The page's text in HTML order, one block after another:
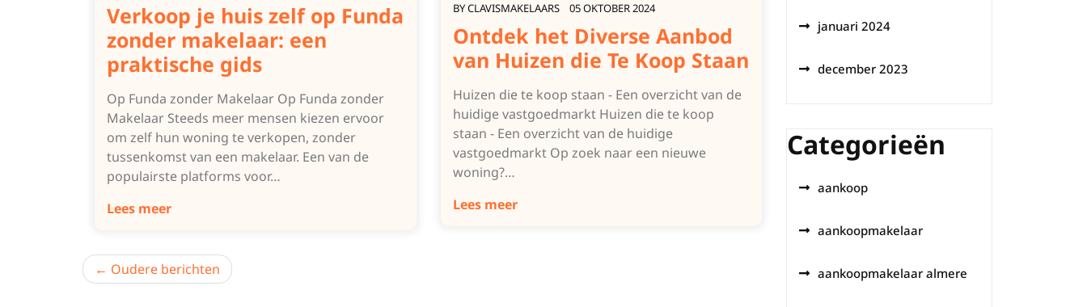
Verkoop je huis zelf op Funda
zonder makelaar: een
praktische gids
Op Funda zonder Makelaar Op Funda zonder
Makelaar Steeds meer mensen kiezen ervoor
om zelf hun woning te verkopen, zonder
tussenkomst van een makelaar. Een van de
populairste platforms voor…
Lees meer
BYCLAVISMAKELAARS 05 OKTOBER 2024
Ontdek het Diverse Aanbod
van Huizen die Te Koop Staan
Huizen die te koop staan - Een overzicht van de
huidige vastgoedmarkt Huizen die te koop
staan - Een overzicht van de huidige
vastgoedmarkt Op zoek naar een nieuwe
woning?…
Lees meer
Berichtnavigatie
Oudere berichten
januari 2024
december 2023
Categorieën
aankoop
aankoopmakelaar
aankoopmakelaar almere